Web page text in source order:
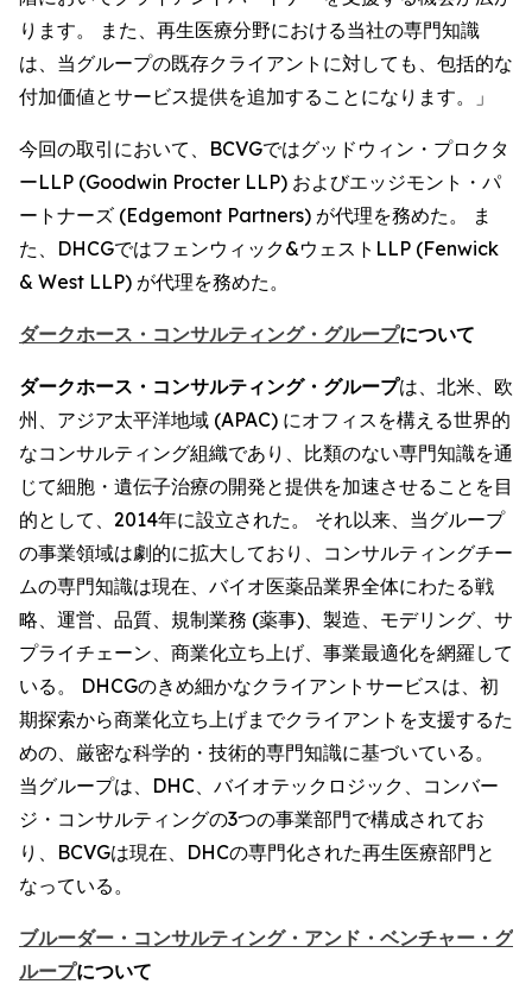
ります。 また、再生医療分野における当社の専門知識
は、当グループの既存クライアントに対しても、包括的な
付加価値とサービス提供を追加することになります。」
今回の取引において、BCVGではグッドウィン・プロクタ
ーLLP (Goodwin Procter LLP) およびエッジモント・パ
ートナーズ (Edgemont Partners) が代理を務めた。 ま
た、DHCGではフェンウィック&ウェストLLP (Fenwick
& West LLP) が代理を務めた。
ダークホース・コンサルティング・グループについて
ダークホース・コンサルティング・グループは、北米、欧
州、アジア太平洋地域 (APAC) にオフィスを構える世界的
なコンサルティング組織であり、比類のない専門知識を通
じて細胞・遺伝子治療の開発と提供を加速させることを目
的として、2014年に設立された。 それ以来、当グループ
の事業領域は劇的に拡大しており、コンサルティングチー
ムの専門知識は現在、バイオ医薬品業界全体にわたる戦
略、運営、品質、規制業務 (薬事)、製造、モデリング、サ
プライチェーン、商業化立ち上げ、事業最適化を網羅して
いる。 DHCGのきめ細かなクライアントサービスは、初
期探索から商業化立ち上げまでクライアントを支援するた
めの、厳密な科学的・技術的専門知識に基づいている。
当グループは、DHC、バイオテックロジック、コンバー
ジ・コンサルティングの3つの事業部門で構成されてお
り、BCVGは現在、DHCの専門化された再生医療部門と
なっている。
ブルーダー・コンサルティング・アンド・ベンチャー・グ
ループについて